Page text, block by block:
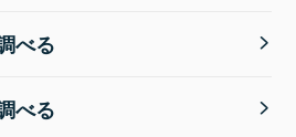
べる
べる